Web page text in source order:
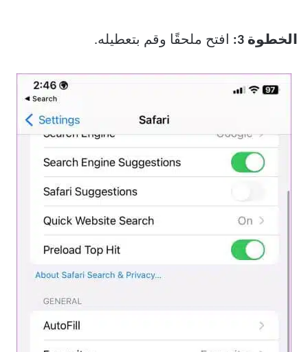
الخطوة 3: افتح ملحقًا وقم بتعطيله.